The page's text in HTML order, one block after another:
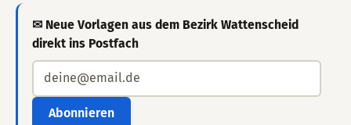
✉ Neue Vorlagen aus dem Bezirk Wattenscheid
direkt ins Postfach
Abonnieren